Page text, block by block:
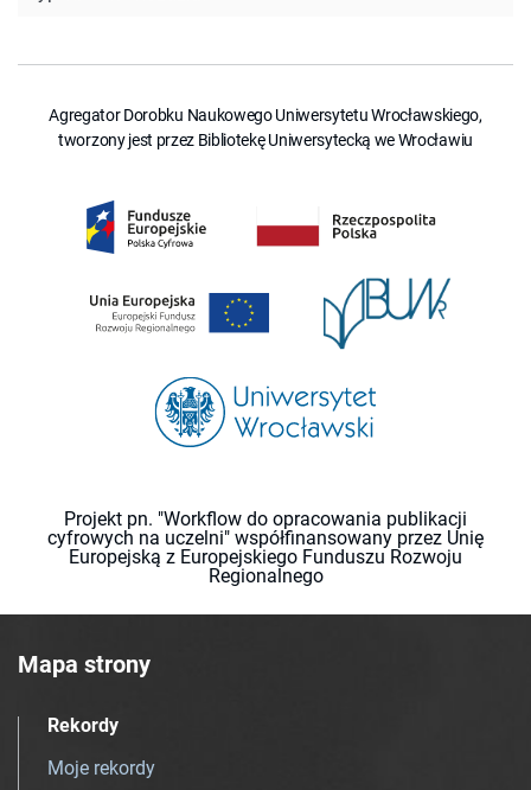
Agregator Dorobku Naukowego Uniwersytetu Wrocławskiego,
tworzony jest przez Bibliotekę Uniwersytecką we Wrocławiu
Projekt pn. "Workflow do opracowania publikacji
cyfrowych na uczelni" współfinansowany przez Unię
Europejską z Europejskiego Funduszu Rozwoju
Regionalnego
Mapa strony
Rekordy
Moje rekordy